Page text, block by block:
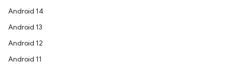
Android 14
Android 13
Android 12
Android 11